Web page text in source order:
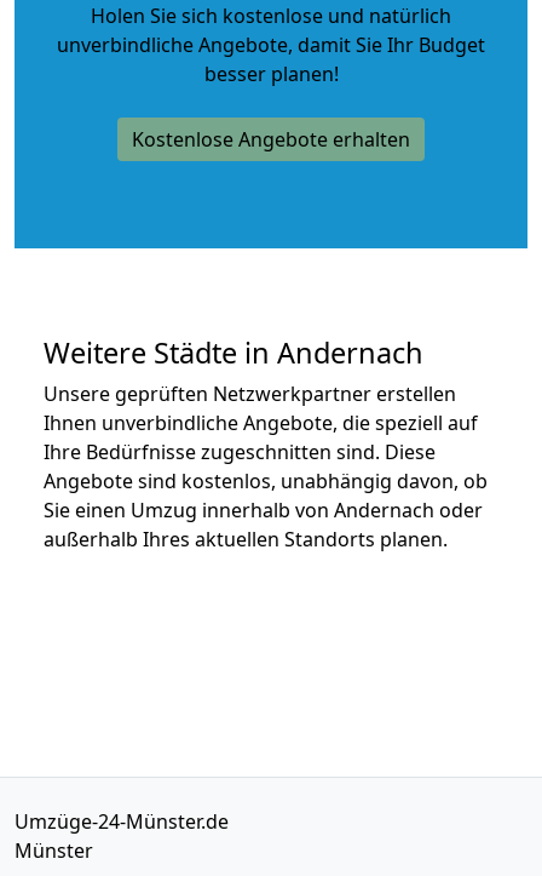
Holen Sie sich kostenlose und natürlich
unverbindliche Angebote, damit Sie Ihr Budget
besser planen!
Kostenlose Angebote erhalten
Weitere Städte in Andernach
Unsere geprüften Netzwerkpartner erstellen
Ihnen unverbindliche Angebote, die speziell auf
Ihre Bedürfnisse zugeschnitten sind. Diese
Angebote sind kostenlos, unabhängig davon, ob
Sie einen Umzug innerhalb von Andernach oder
außerhalb Ihres aktuellen Standorts planen.
Umzüge-24-Münster.de
Münster